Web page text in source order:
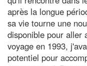
après la longue
sa vie tourne une
disponible pour aller
voyage en 1993,
potentiel pour